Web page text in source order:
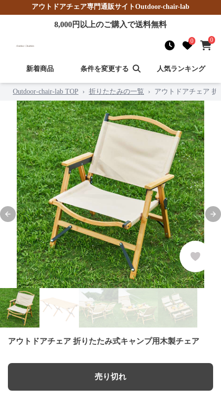
アウトドアチェア専門通販サイトOutdoor-chair-lab
8,000円以上のご購入で送料無料
0 0
新着商品 条件を変更する 人気ランキング
Outdoor-chair-lab TOP › 折りたたみの一覧 › アウトドアチェア
Previous slide
アウトドアチェア 折りたたみ式キャンプ用木製チェア
売り切れ